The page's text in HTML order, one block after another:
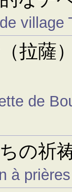
village
拉薩
de
の祈
à